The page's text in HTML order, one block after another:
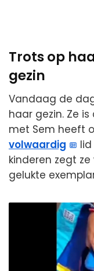
Trots op
gezin
Vandaag de
haar gezin. Ze
met Sem heeft
volwaardig
kinderen zegt ze
gelukte